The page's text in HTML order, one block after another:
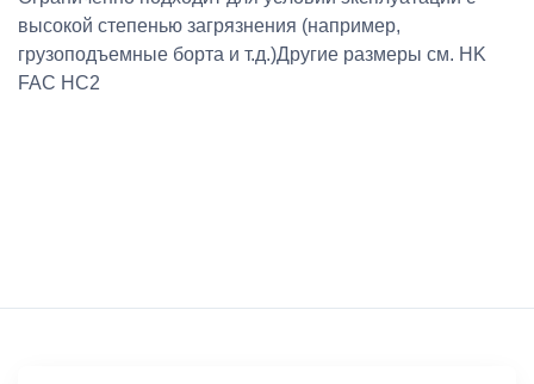
высокой степенью загрязнения (например,
грузоподъемные борта и т.д.)Другие размеры см. HK
FAC HC2